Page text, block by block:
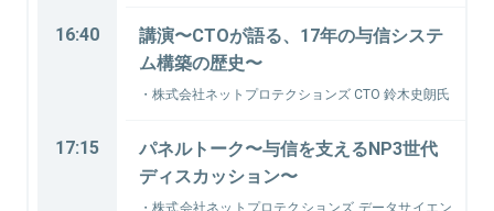
16:40
講演〜CTOが語る、17年の与信システ
ム構築の歴史〜
・株式会社ネットプロテクションズ CTO 鈴木史朗氏
17:15
パネルトーク〜与信を支えるNP3世代
ディスカッション〜
・株式会社ネットプロテクションズ データサイエン